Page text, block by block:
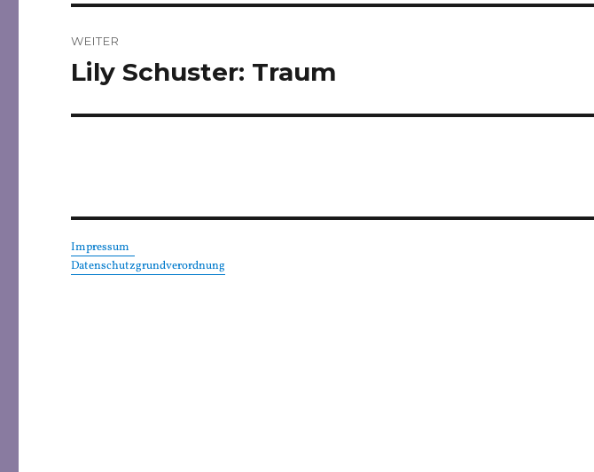
WEITER
Nächster
Lily Schuster: Traum
Impressum
Datenschutzgrundverordnung